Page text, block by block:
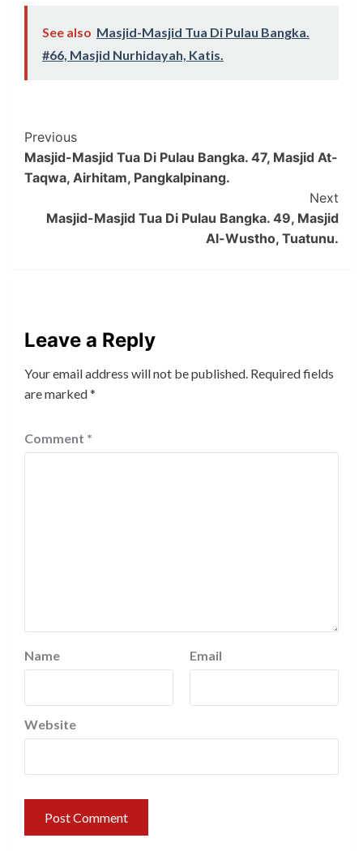
See also Masjid-Masjid Tua Di Pulau Bangka.
#66, Masjid Nurhidayah, Katis.
Post
Navigation
Previous
Masjid-Masjid Tua Di Pulau Bangka. 47, Masjid At-
Taqwa, Airhitam, Pangkalpinang.
Next
Masjid-Masjid Tua Di Pulau Bangka. 49, Masjid
Al-Wustho, Tuatunu.
Leave a Reply
Your email address will not be published. Required fields
are marked*
Comment *
Name Email
Website